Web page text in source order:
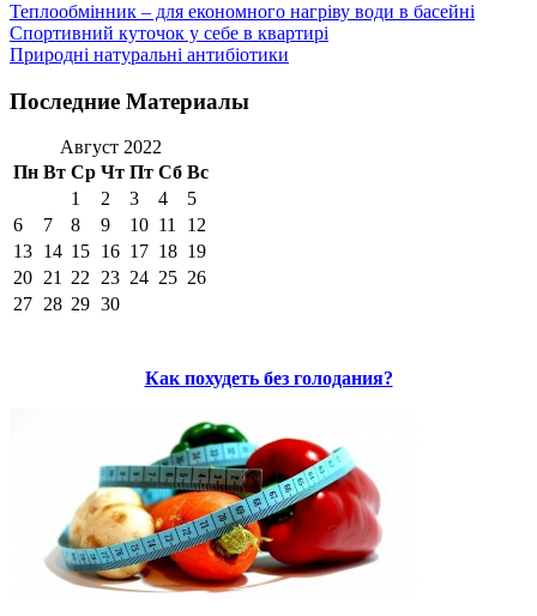
Теплообмінник – для економного нагріву води в басейні
Спортивний куточок у себе в квартирі
Природні натуральні антибіотики
Последние Материалы
Август 2022
Пн Вт Ср Чт Пт Сб Вс
1
2 3 4
5
6
7 8 9 10 11
12
13 14 15 16 17 18 19
20 21 22 23 24 25 26
27 28 29 30
Как похудеть без голодания?